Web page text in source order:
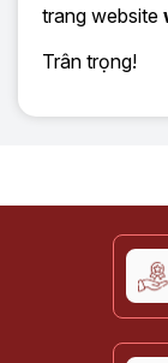
trang website
Trân trọng!